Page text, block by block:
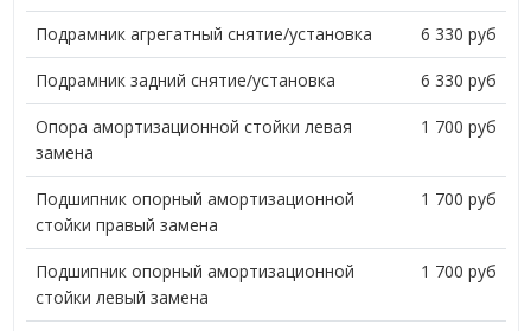
Подрамник агрегатный снятие/установка 6 330 руб
Подрамник задний снятие/установка 6 330 руб
Опора амортизационной стойки левая
замена
1 700 руб
Подшипник опорный амортизационной
стойки правый замена
1 700 руб
Подшипник опорный амортизационной
стойки левый замена
1 700 руб